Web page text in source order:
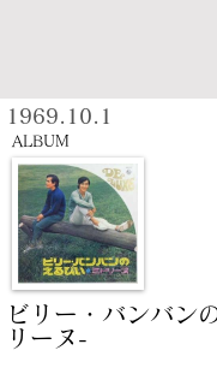
ビリー・バンバン
リーヌ-
1969.10.1
ALBUM